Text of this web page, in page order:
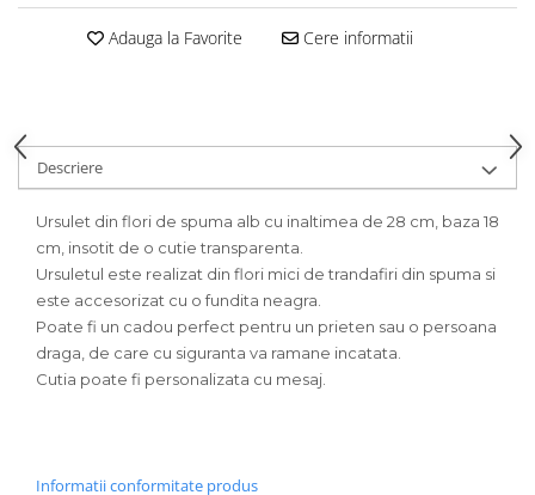
Adauga la Favorite Cere informatii
Descriere
Ursulet din flori de spuma alb cu inaltimea de 28 cm, baza 18
cm, insotit de o cutie transparenta.
Ursuletul este realizat din flori mici de trandafiri din spuma si
este accesorizat cu o fundita neagra.
Poate fi un cadou perfect pentru un prieten sau o persoana
draga, de care cu siguranta va ramane incatata.
Cutia poate fi personalizata cu mesaj.
Informatii conformitate produs